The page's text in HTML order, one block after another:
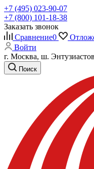
+7 (495) 023-90-07
+7 (800) 101-18-38
Заказать звонок
Сравнение0
Войти
г. Москва, ш.
Поиск